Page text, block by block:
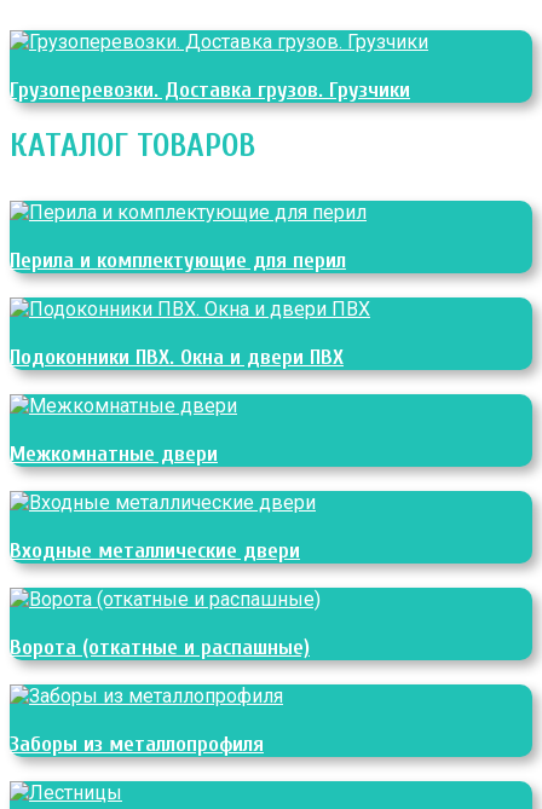
Грузоперевозки. Доставка грузов. Грузчики
КАТАЛОГ ТОВАРОВ
Перила и комплектующие для перил
Подоконники ПВХ. Окна и двери ПВХ
Межкомнатные двери
Входные металлические двери
Ворота (откатные и распашные)
Заборы из металлопрофиля